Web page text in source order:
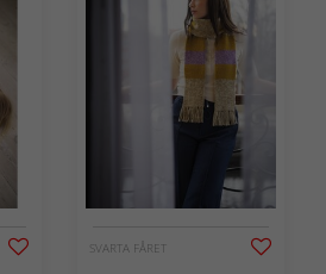
SVARTA FÅRET